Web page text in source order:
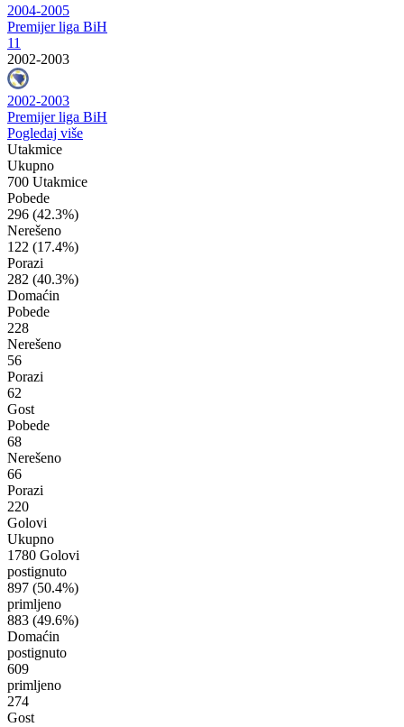
2004-2005
Premijer liga BiH
11
2002-2003
2002-2003
Premijer liga BiH
Pogledaj više
Utakmice
Ukupno
700 Utakmice
Pobede
296 (42.3%)
Nerešeno
122 (17.4%)
Porazi
282 (40.3%)
Domaćin
Pobede
228
Nerešeno
56
Porazi
62
Gost
Pobede
68
Nerešeno
66
Porazi
220
Golovi
Ukupno
1780 Golovi
postignuto
897 (50.4%)
primljeno
883 (49.6%)
Domaćin
postignuto
609
primljeno
274
Gost